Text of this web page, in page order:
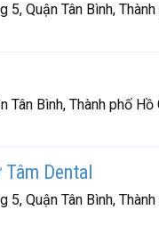
5, Quận Tân Bình,
Tân Bình, Thành phố Hồ
Tâm Dental
5, Quận Tân Bình,